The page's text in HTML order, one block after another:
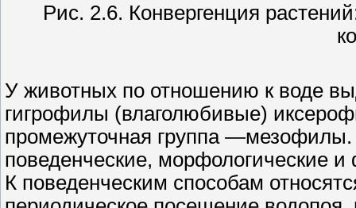
Рис. 2.6. Конвергенция
У животных по отношению к воде
гигрофилы (влаголюбивые)
промежуточная группа —мезофилы.
поведенческие, морфологические и
К поведенческим способам